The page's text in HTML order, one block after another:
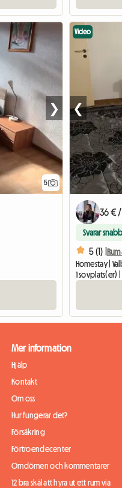
5
❯
Video
❮
36 €
Svarar
5 (1) |
Homestay |
1 sovplats(er)
Mer information
Hjälp
Kontakt
Om oss
Hur fungerar det?
Försäkring
Förtroendecenter
Omdömen och kommentarer
12 bra skäl att hyra ut ett rum via